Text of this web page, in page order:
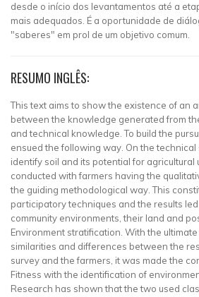
desde o início dos levantamentos até a
mais adequados. É a oportunidade de
"saberes" em prol de um objetivo comum.
RESUMO INGLÊS:
This text aims to show the existence of an
between the knowledge generated from
and technical knowledge. To build the
ensued the following way. On the
identify soil and its potential for agricultural
conducted with farmers having the
the guiding methodological way. This
participatory techniques and the results
community environments, their land and
Environment stratification. With the
similarities and differences between the
survey and the farmers, it was made the
Fitness with the identification of
Research has shown that the two used